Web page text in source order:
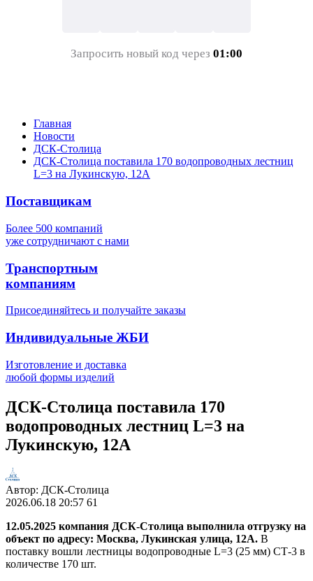
Запросить новый код через 01:00
Главная
Новости
ДСК-Столица
ДСК-Столица поставила 170 водопроводных лестниц
L=3 на Лукинскую, 12А
Поставщикам
Более 500 компаний
уже сотрудничают с нами
Транспортным
компаниям
Присоединяйтесь и получайте заказы
Индивидуальные ЖБИ
Изготовление и доставка
любой формы изделий
ДСК-Столица поставила 170
водопроводных лестниц L=3 на
Лукинскую, 12А
Автор: ДСК-Столица
2026.06.18 20:57 61
12.05.2025 компания ДСК-Столица выполнила отгрузку на
объект по адресу: Москва, Лукинская улица, 12А. В
поставку вошли лестницы водопроводные L=3 (25 мм) СТ-3 в
количестве 170 шт.